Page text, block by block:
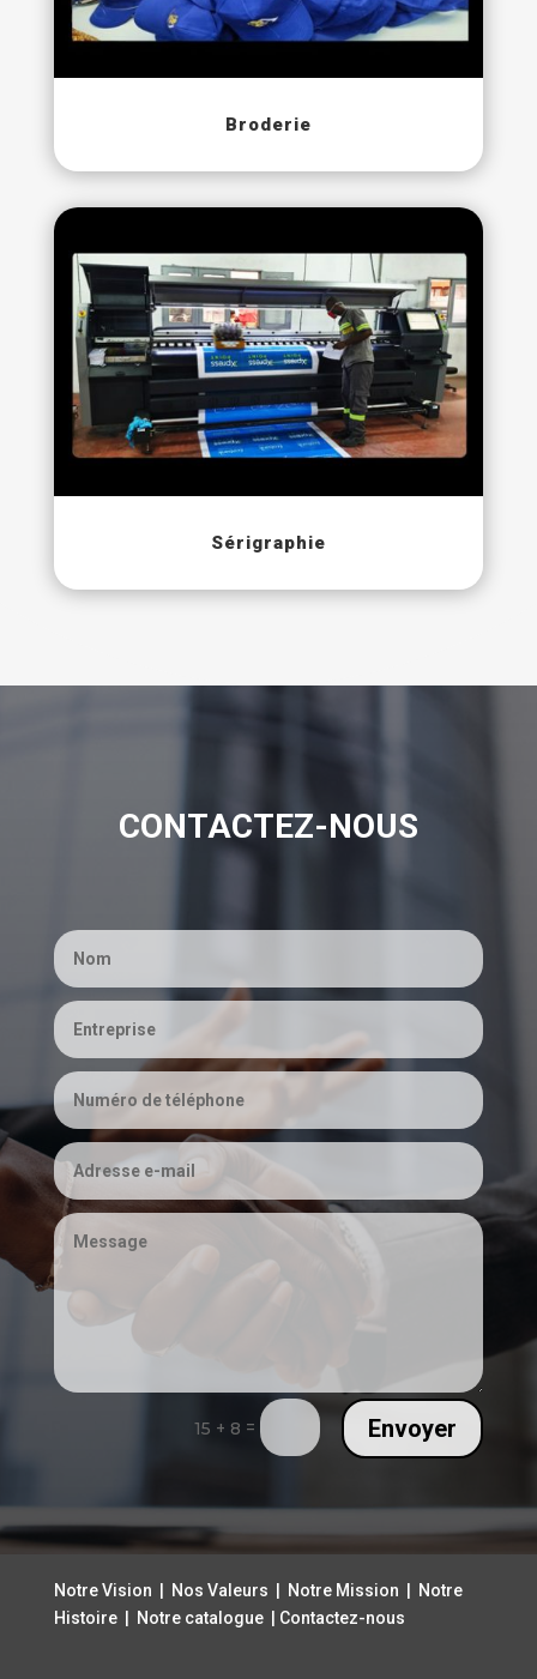
Broderie
Sérigraphie
CONTACTEZ-NOUS
15 + 8 = Envoyer
Notre Vision Nos Valeurs Notre Mission
Notre
Histoire| Notre catalogue| Contactez-nous